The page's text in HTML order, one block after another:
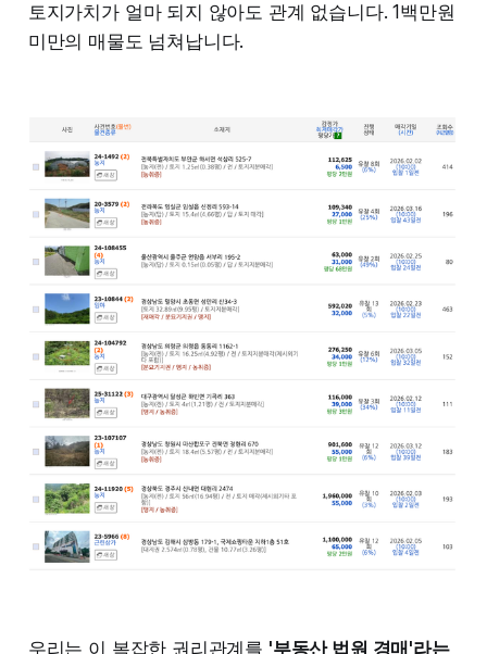
토지가치가 얼마 되지 않아도 관계 없습니다. 1백만원
미만의 매물도 넘쳐납니다.
우리는 이 복잡한 권리관계를 '부동산 법원 경매'라는